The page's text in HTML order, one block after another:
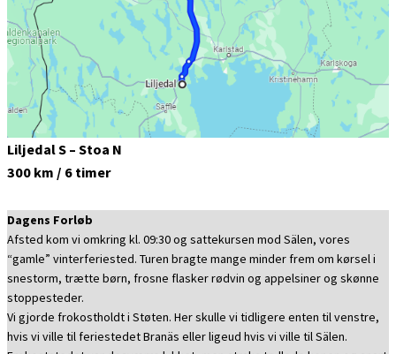
Liljedal S – Stoa N
300 km / 6 timer
Dagens Forløb
Afsted kom vi omkring kl. 09:30 og sattekursen mod Sälen, vores
“gamle” vinterferiested. Turen bragte mange minder frem om kørsel i
snestorm, trætte børn, frosne flasker rødvin og appelsiner og skønne
stoppesteder.
Vi gjorde frokostholdt i Støten. Her skulle vi tidligere enten til venstre,
hvis vi ville til feriestedet Branäs eller ligeud hvis vi ville til Sälen.